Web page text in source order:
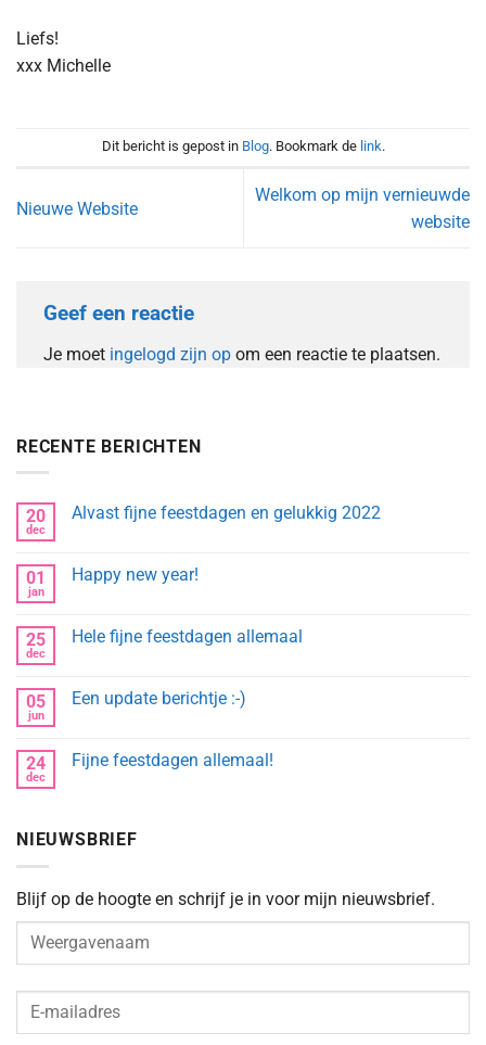
Liefs!
xxx Michelle
Dit bericht is gepost in Blog. Bookmark de link.
Nieuwe Website
Welkom op mijn vernieuwde
website
Geef een reactie
Je moet ingelogd zijn op om een reactie te plaatsen.
RECENTE BERICHTEN
20
dec
Alvast fijne feestdagen en gelukkig 2022
Alvast
gelukkig
01
jan
Happy new year!
Happy
25
dec
Hele fijne feestdagen allemaal
Hele
05
jun
Een update berichtje :-)
Een
24
dec
Fijne feestdagen allemaal!
feestdagen
NIEUWSBRIEF
Blijf op de hoogte en schrijf je in voor mijn nieuwsbrief.